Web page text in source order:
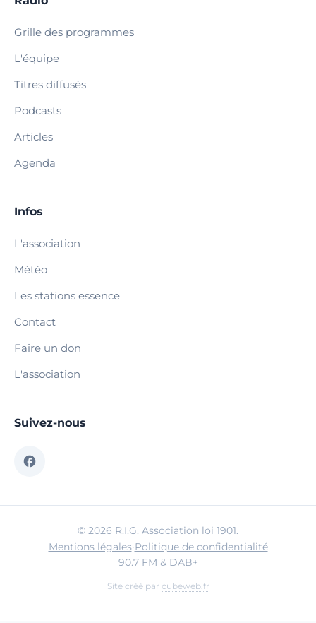
Grille des programmes
L'équipe
Titres diffusés
Podcasts
Articles
Agenda
Infos
L'association
Météo
Les stations essence
Contact
Faire un don
L'association
Suivez-nous
© 2026 R.I.G. Association loi 1901.
Mentions légales·Politique de confidentialité
90.7 FM & DAB+
Site créé par cubeweb.fr